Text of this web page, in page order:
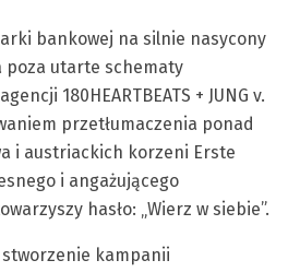
bankowej na silnie nasycony
poza utarte schematy
180HEARTBEATS + JUNG v.
przetłumaczenia ponad
i austriackich korzeni Erste
i angażującego
hasło: „Wierz w siebie”.
stworzenie kampanii